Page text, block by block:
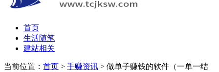
首页
生活随笔
建站相关
当前位置： 首页 > 手赚资讯 > 做单子赚钱的软件（一单一结